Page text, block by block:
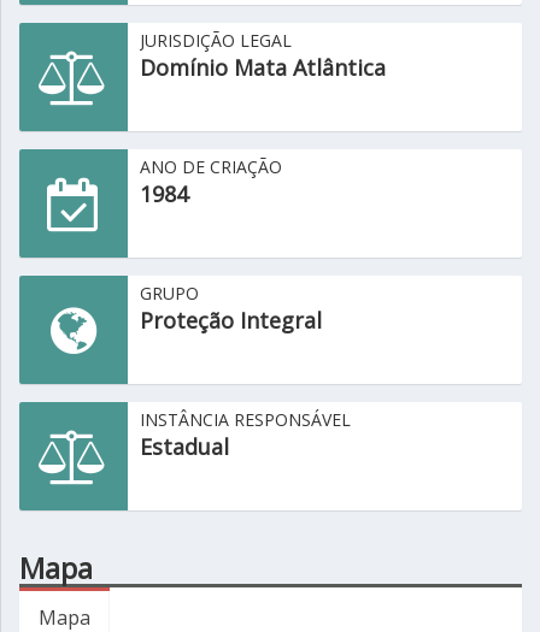
JURISDIÇÃO LEGAL
Domínio Mata Atlântica
ANO DE CRIAÇÃO
1984
GRUPO
Proteção Integral
INSTÂNCIA RESPONSÁVEL
Estadual
Mapa
Mapa